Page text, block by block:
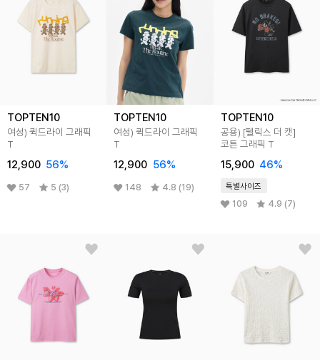
TOPTEN10
여성) 퀵드라이 그래픽
T
12,900 56%
57 5 (3)
TOPTEN10
여성) 퀵드라이 그래픽
T
12,900 56%
148 4.8 (19)
TOPTEN10
공용) [펠릭스 더 캣]
코튼 그래픽 T
15,900 46%
특별사이즈
109 4.9 (7)